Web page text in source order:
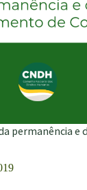
permanência